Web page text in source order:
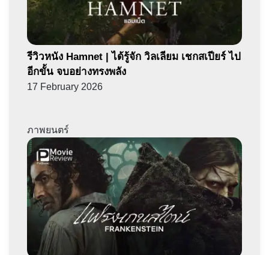
รีวิวหนัง Hamnet | ได้รู้จัก วิลเลียม เชกสเปียร์ ไป
อีกขั้น จบอย่างทรงพลัง
17 February 2026
ภาพยนตร์